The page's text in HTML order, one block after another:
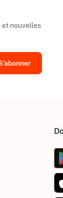
et nouvelles